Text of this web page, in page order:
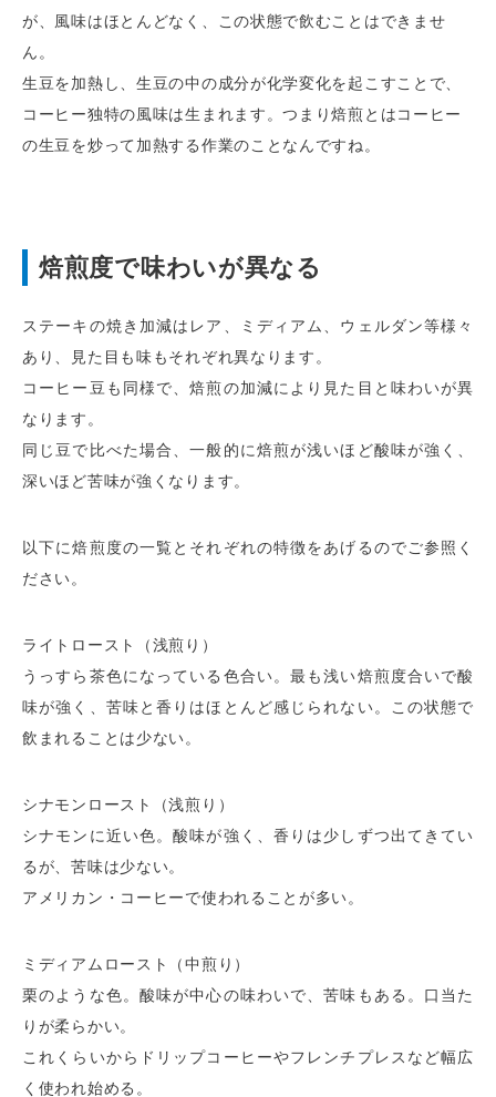
が、風味はほとんどなく、この状態で飲むことはできませ
ん。
生豆を加熱し、生豆の中の成分が化学変化を起こすことで、
コーヒー独特の風味は生まれます。つまり焙煎とはコーヒー
の生豆を炒って加熱する作業のことなんですね。
焙煎度で味わいが異なる
ステーキの焼き加減はレア、ミディアム、ウェルダン等様々
あり、見た目も味もそれぞれ異なります。
コーヒー豆も同様で、焙煎の加減により見た目と味わいが異
なります。
同じ豆で比べた場合、一般的に焙煎が浅いほど酸味が強く、
深いほど苦味が強くなります。
以下に焙煎度の一覧とそれぞれの特徴をあげるのでご参照く
ださい。
ライトロースト（浅煎り）
うっすら茶色になっている色合い。最も浅い焙煎度合いで酸
味が強く、苦味と香りはほとんど感じられない。この状態で
飲まれることは少ない。
シナモンロースト（浅煎り）
シナモンに近い色。酸味が強く、香りは少しずつ出てきてい
るが、苦味は少ない。
アメリカン・コーヒーで使われることが多い。
ミディアムロースト（中煎り）
栗のような色。酸味が中心の味わいで、苦味もある。口当た
りが柔らかい。
これくらいからドリップコーヒーやフレンチプレスなど幅広
く使われ始める。